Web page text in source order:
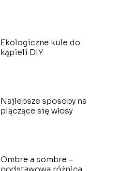
Ekologiczne kule do
kąpieli DIY
Najlepsze sposoby na
plączące się włosy
Ombre a sombre –